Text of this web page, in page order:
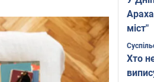
міст"
Хто